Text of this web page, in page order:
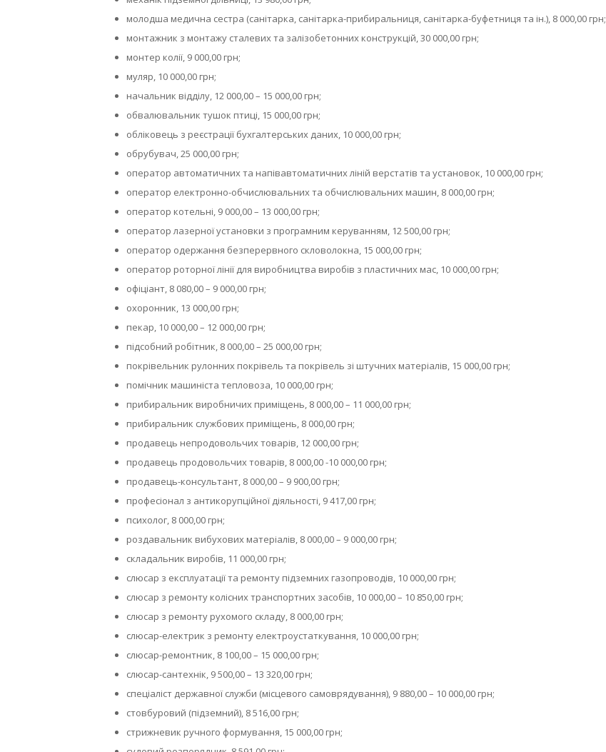
молодша медична сестра (санітарка, санітарка-прибиральниця, санітарка-буфетниця та ін.), 8 000,00 грн;
монтажник з монтажу сталевих та залізобетонних конструкцій, 30 000,00 грн;
монтер колії, 9 000,00 грн;
муляр, 10 000,00 грн;
начальник відділу, 12 000,00 – 15 000,00 грн;
обвалювальник тушок птиці, 15 000,00 грн;
обліковець з реєстрації бухгалтерських даних, 10 000,00 грн;
обрубувач, 25 000,00 грн;
оператор автоматичних та напівавтоматичних ліній верстатів та установок, 10 000,00 грн;
оператор електронно-обчислювальних та обчислювальних машин, 8 000,00 грн;
оператор котельні, 9 000,00 – 13 000,00 грн;
оператор лазерної установки з програмним керуванням, 12 500,00 грн;
оператор одержання безперервного скловолокна, 15 000,00 грн;
оператор роторної лінії для виробництва виробів з пластичних мас, 10 000,00 грн;
офіціант, 8 080,00 – 9 000,00 грн;
охоронник, 13 000,00 грн;
пекар, 10 000,00 – 12 000,00 грн;
підсобний робітник, 8 000,00 – 25 000,00 грн;
покрівельник рулонних покрівель та покрівель зі штучних матеріалів, 15 000,00 грн;
помічник машиніста тепловоза, 10 000,00 грн;
прибиральник виробничих приміщень, 8 000,00 – 11 000,00 грн;
прибиральник службових приміщень, 8 000,00 грн;
продавець непродовольчих товарів, 12 000,00 грн;
продавець продовольчих товарів, 8 000,00 -10 000,00 грн;
продавець-консультант, 8 000,00 – 9 900,00 грн;
професіонал з антикорупційної діяльності, 9 417,00 грн;
психолог, 8 000,00 грн;
роздавальник вибухових матеріалів, 8 000,00 – 9 000,00 грн;
складальник виробів, 11 000,00 грн;
слюсар з експлуатації та ремонту підземних газопроводів, 10 000,00 грн;
слюсар з ремонту колісних транспортних засобів, 10 000,00 – 10 850,00 грн;
слюсар з ремонту рухомого складу, 8 000,00 грн;
слюсар-електрик з ремонту електроустаткування, 10 000,00 грн;
слюсар-ремонтник, 8 100,00 – 15 000,00 грн;
слюсар-сантехнік, 9 500,00 – 13 320,00 грн;
спеціаліст державної служби (місцевого самоврядування), 9 880,00 – 10 000,00 грн;
стовбуровий (підземний), 8 516,00 грн;
стрижневик ручного формування, 15 000,00 грн;